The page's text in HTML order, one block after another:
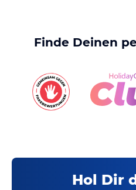
Finde Deinen
Hol Dir